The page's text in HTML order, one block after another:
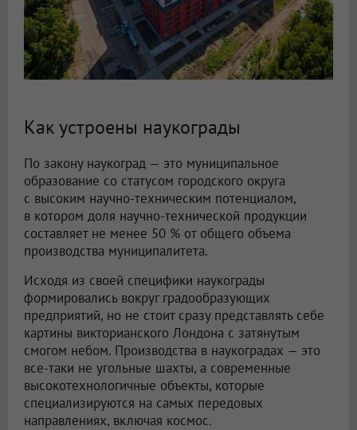
Как устроены наукограды
По закону наукоград — это муниципальное
образование со статусом городского округа
с высоким научно-техническим потенциалом,
в котором доля научно-технической продукции
составляет не менее 50 % от общего объема
производства муниципалитета.
Исходя из своей специфики наукограды
формировались вокруг градообразующих
предприятий, но не стоит сразу представлять себе
картины викторианского Лондона с затянутым
смогом небом. Производства в наукоградах — это
все-таки не угольные шахты, а современные
высокотехнологичные объекты, которые
специализируются на самых передовых
направлениях, включая космос.